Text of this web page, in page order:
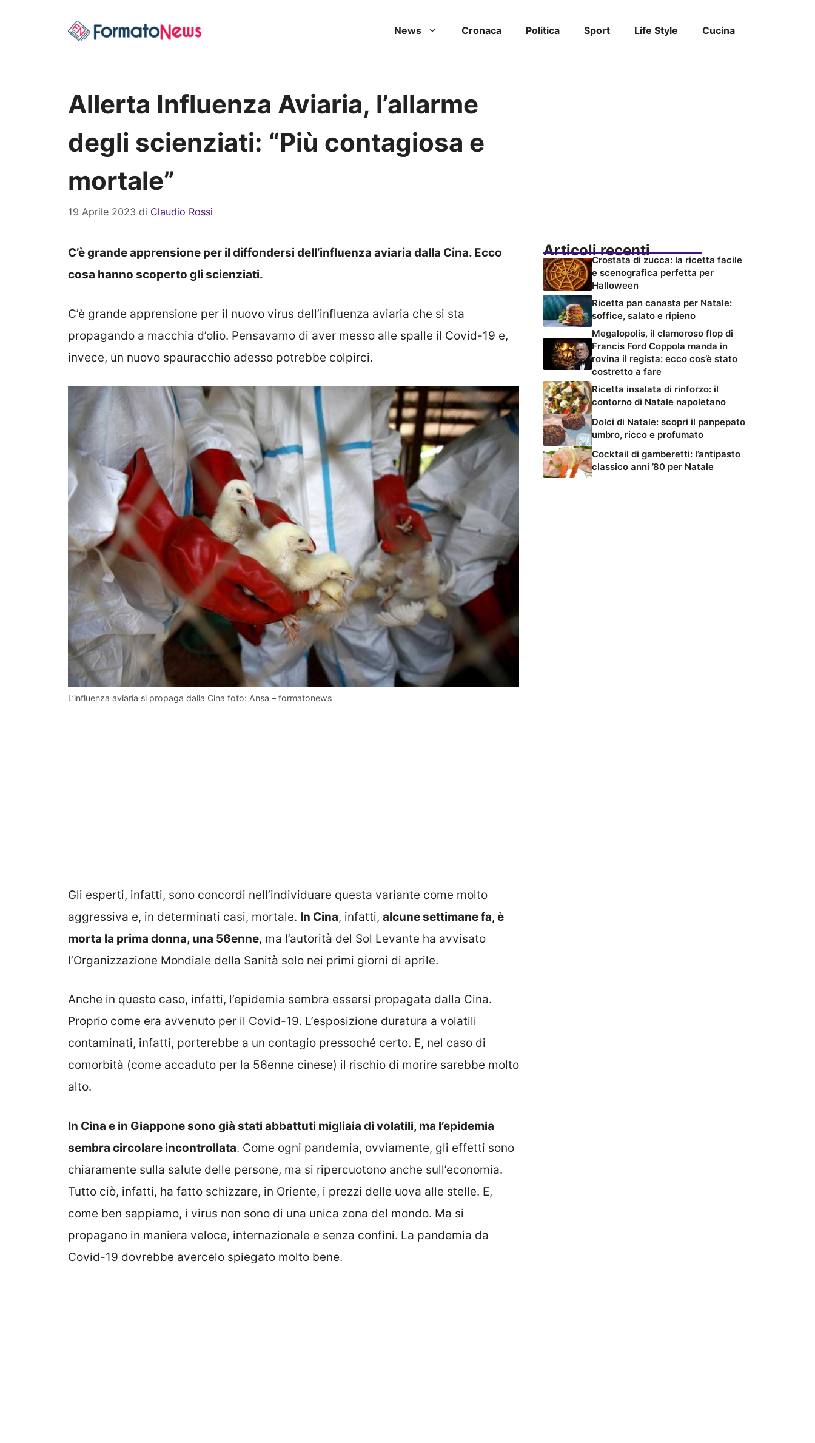
News Cronaca Politica Sport Life Style Cucina
Allerta Influenza Aviaria, l’allarme
degli scienziati: “Più contagiosa e
mortale”
19 Aprile 2023 di Claudio Rossi
C’è grande apprensione per il diffondersi dell’influenza aviaria dalla Cina. Ecco
cosa hanno scoperto gli scienziati.
C’è grande apprensione per il nuovo virus dell’influenza aviaria che si sta
propagando a macchia d’olio. Pensavamo di aver messo alle spalle il Covid-19 e,
invece, un nuovo spauracchio adesso potrebbe colpirci.
L’influenza aviaria si propaga dalla Cina foto: Ansa – formatonews
Gli esperti, infatti, sono concordi nell’individuare questa variante come molto
aggressiva e, in determinati casi, mortale. In Cina, infatti, alcune settimane fa, è
morta la prima donna, una 56enne, ma l’autorità del Sol Levante ha avvisato
l’Organizzazione Mondiale della Sanità solo nei primi giorni di aprile.
Anche in questo caso, infatti, l’epidemia sembra essersi propagata dalla Cina.
Proprio come era avvenuto per il Covid-19. L’esposizione duratura a volatili
contaminati, infatti, porterebbe a un contagio pressoché certo. E, nel caso di
comorbità (come accaduto per la 56enne cinese) il rischio di morire sarebbe molto
alto.
In Cina e in Giappone sono già stati abbattuti migliaia di volatili, ma l’epidemia
sembra circolare incontrollata. Come ogni pandemia, ovviamente, gli effetti sono
chiaramente sulla salute delle persone, ma si ripercuotono anche sull’economia.
Tutto ciò, infatti, ha fatto schizzare, in Oriente, i prezzi delle uova alle stelle. E,
come ben sappiamo, i virus non sono di una unica zona del mondo. Ma si
propagano in maniera veloce, internazionale e senza confini. La pandemia da
Covid-19 dovrebbe avercelo spiegato molto bene.
Articoli recenti
Crostata di zucca: la ricetta facile
e scenografica perfetta per
Halloween
Ricetta pan canasta per Natale:
soffice, salato e ripieno
Megalopolis, il clamoroso flop di
Francis Ford Coppola manda in
rovina il regista: ecco cos’è stato
costretto a fare
Ricetta insalata di rinforzo: il
contorno di Natale napoletano
Dolci di Natale: scopri il panpepato
umbro, ricco e profumato
Cocktail di gamberetti: l’antipasto
classico anni ’80 per Natale